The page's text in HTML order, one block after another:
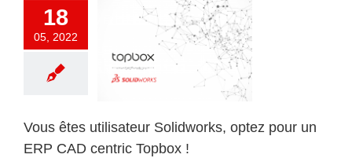
18
05, 2022
Vous êtes utilisateur Solidworks, optez pour un
ERP CAD centric Topbox !